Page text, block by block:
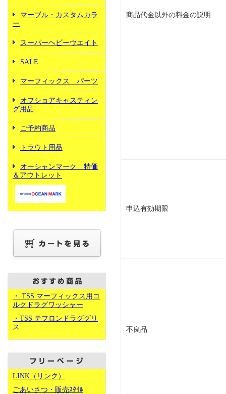
マーブル・カスタムカラ
ー
スーパーヘビーウエイト
SALE
マーフィックス パーツ
オフショアキャスティン
グ用品
ご予約商品
トラウト用品
オーシャンマーク 特価
＆アウトレット
・ TSS マーフィックス用コ
ルクドラグワッシャー
・TSS テフロンドラググリ
ス
LINK（リンク）
ごあいさつ・販売ｽﾀｲﾙ
商品代金以外の料金の説明
申込有効期限
不良品